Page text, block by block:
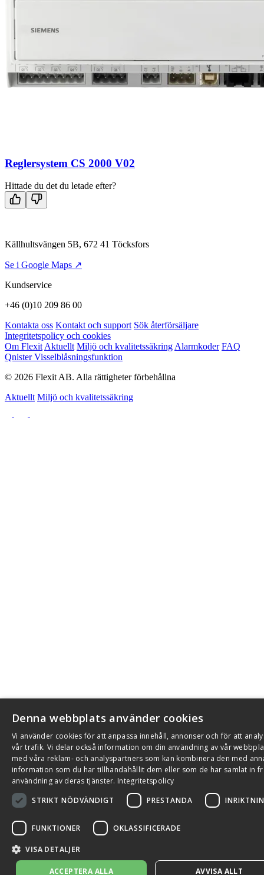
Reglersystem CS 2000 V02
Hittade du det du letade efter?
Källhultsvängen 5B, 672 41 Töcksfors
Se i Google Maps ↗
Kundservice
+46 (0)10 209 86 00
Kontakta oss Kontakt och support Sök återförsäljare
Integritetspolicy och cookies
Om Flexit Aktuellt Miljö och kvalitetssäkring Alarmkoder FAQ
Qnister Visselblåsningsfunktion
© 2026 Flexit AB. Alla rättigheter förbehållna
Aktuellt Miljö och kvalitetssäkring
Denna webbplats använder cookies
Vi använder cookies för att anpassa innehåll, annonser och för att
vår trafik. Vi delar också information om din användning av vår
med våra reklam- och analyspartners som kan kombinera den med
information som du har tillhandahållit dem eller som de har samlat in
användning av deras tjänster. Integritetspolicy
STRIKT NÖDVÄNDIGT
PRESTANDA
FUNKTIONER OKLASSIFICERADE
VISA DETALJER
ACCEPTERA ALLA AVVISA ALLT